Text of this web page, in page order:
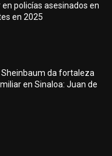
policías asesinados en
en 2025
Sheinbaum da fortaleza
en Sinaloa: Juan de